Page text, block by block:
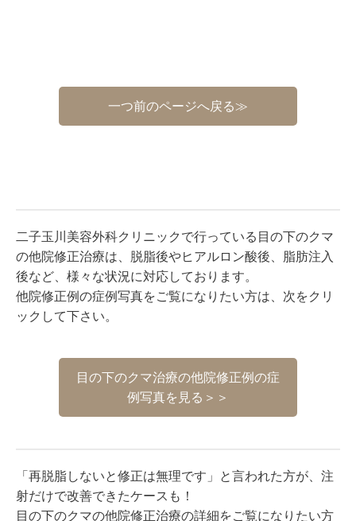
一つ前のページへ戻る≫
二子玉川美容外科クリニックで行っている目の下のクマ
の他院修正治療は、脱脂後やヒアルロン酸後、脂肪注入
後など、様々な状況に対応しております。
他院修正例の症例写真をご覧になりたい方は、次をクリ
ックして下さい。
目の下のクマ治療の他院修正例の症
例写真を見る＞＞
「再脱脂しないと修正は無理です」と言われた方が、注
射だけで改善できたケースも！
目の下のクマの他院修正治療の詳細をご覧になりたい方